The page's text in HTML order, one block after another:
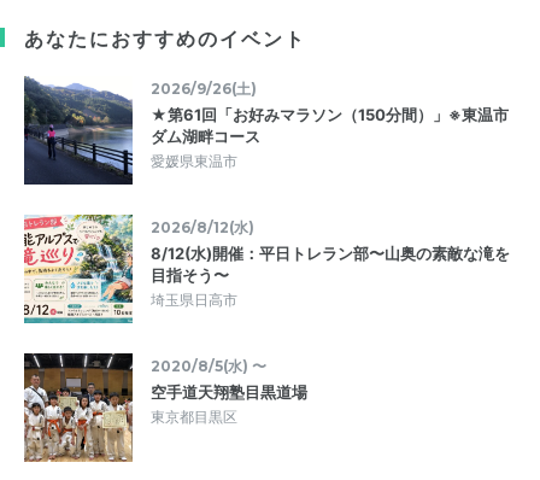
あなたにおすすめのイベント
2026/9/26(土)
★第61回「お好みマラソン（150分間）」※東温市
ダム湖畔コース
愛媛県東温市
2026/8/12(水)
8/12(水)開催：平日トレラン部〜山奥の素敵な滝を
目指そう〜
埼玉県日高市
2020/8/5(水) 〜
空手道天翔塾目黒道場
東京都目黒区